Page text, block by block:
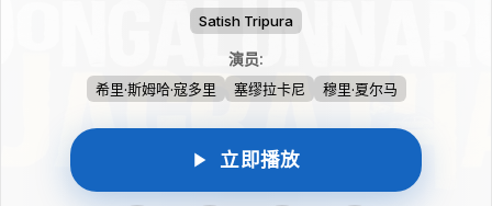
Satish Tripura
演员:
希里·斯姆哈·寇多里 塞缪拉卡尼 穆里·夏尔马
立即播放